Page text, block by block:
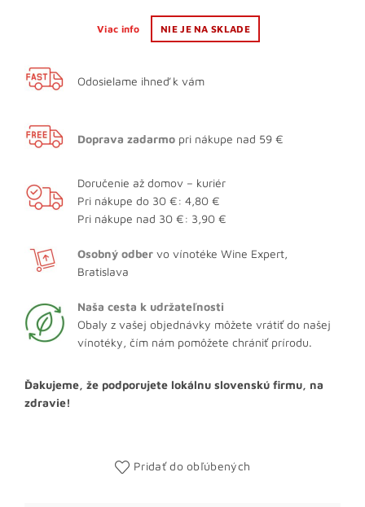
Viac info NIE JE NA SKLADE
Odosielame ihneď k vám
Doprava zadarmo pri nákupe nad 59 €
Doručenie až domov – kuriér
Pri nákupe do 30 €: 4,80 €
Pri nákupe nad 30 €: 3,90 €
Osobný odber vo vínotéke Wine Expert,
Bratislava
Naša cesta k udržateľnosti
Obaly z vašej objednávky môžete vrátiť do našej
vínotéky, čím nám pomôžete chrániť prírodu.
Ďakujeme, že podporujete lokálnu slovenskú firmu, na
zdravie!
Pridať do obľúbených